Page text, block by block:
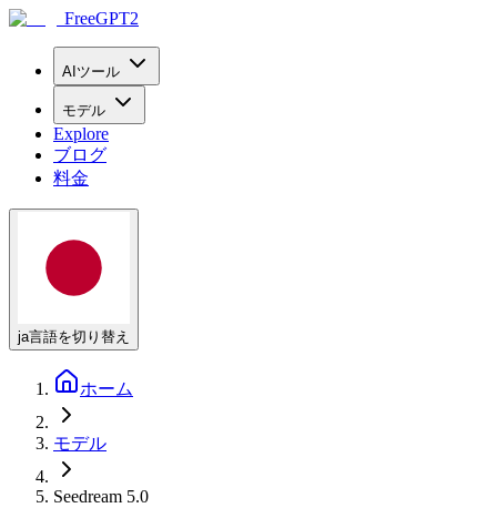
FreeGPT2
AIツール
モデル
Explore
ブログ
料金
ja言語を切り替え
ホーム
モデル
Seedream 5.0